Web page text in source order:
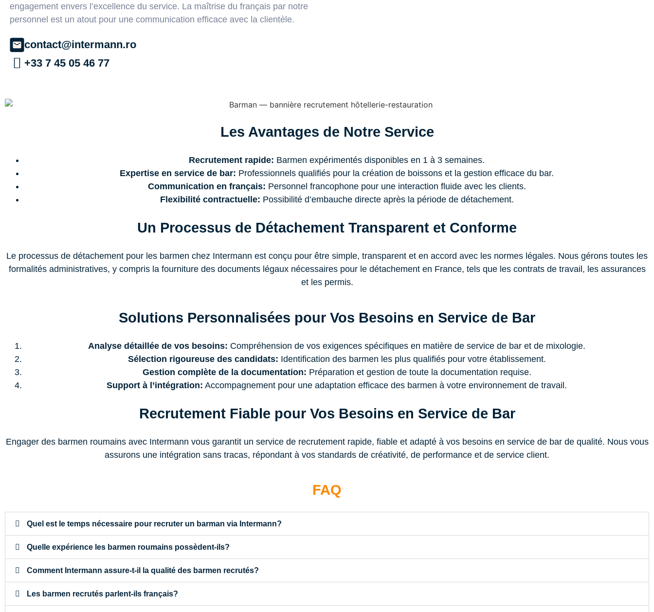
engagement envers l’excellence du service. La maîtrise du français par notre
personnel est un atout pour une communication efficace avec la clientèle.
contact@intermann.ro
+33 7 45 05 46 77
Les Avantages de Notre Service
Recrutement rapide: Barmen expérimentés disponibles en 1 à 3 semaines.
Expertise en service de bar: Professionnels qualifiés pour la création de boissons et la gestion efficace du bar.
Communication en français: Personnel francophone pour une interaction fluide avec les clients.
Flexibilité contractuelle: Possibilité d’embauche directe après la période de détachement.
Un Processus de Détachement Transparent et Conforme
Le processus de détachement pour les barmen chez Intermann est conçu pour être simple, transparent et en accord avec les normes légales. Nous gérons toutes les
formalités administratives, y compris la fourniture des documents légaux nécessaires pour le détachement en France, tels que les contrats de travail, les assurances
et les permis.
Solutions Personnalisées pour Vos Besoins en Service de Bar
Analyse détaillée de vos besoins: Compréhension de vos exigences spécifiques en matière de service de bar et de mixologie.
Sélection rigoureuse des candidats: Identification des barmen les plus qualifiés pour votre établissement.
Gestion complète de la documentation: Préparation et gestion de toute la documentation requise.
Support à l’intégration: Accompagnement pour une adaptation efficace des barmen à votre environnement de travail.
Recrutement Fiable pour Vos Besoins en Service de Bar
Engager des barmen roumains avec Intermann vous garantit un service de recrutement rapide, fiable et adapté à vos besoins en service de bar de qualité. Nous vous
assurons une intégration sans tracas, répondant à vos standards de créativité, de performance et de service client.
FAQ
Quel est le temps nécessaire pour recruter un barman via Intermann?
Quelle expérience les barmen roumains possèdent-ils?
Comment Intermann assure-t-il la qualité des barmen recrutés?
Les barmen recrutés parlent-ils français?